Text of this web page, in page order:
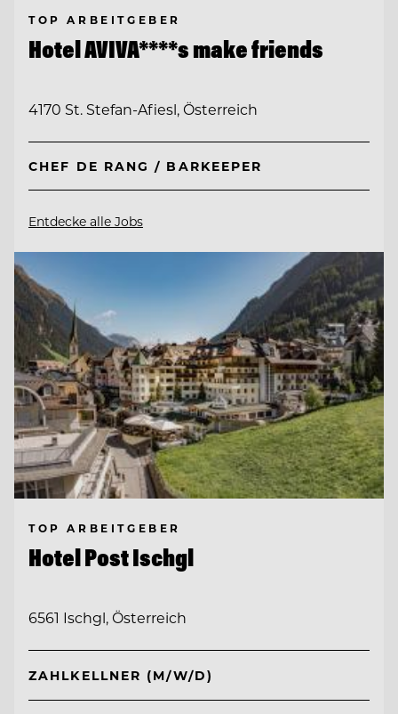
TOP ARBEITGEBER
Hotel AVIVA****s make friends
4170 St. Stefan-Afiesl, Österreich
CHEF DE RANG / BARKEEPER
Entdecke alle Jobs
TOP ARBEITGEBER
Hotel Post Ischgl
6561 Ischgl, Österreich
ZAHLKELLNER (M/W/D)